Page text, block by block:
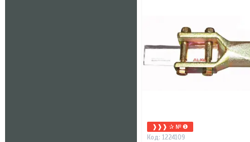
❱❱❱ ✰ № ❶
1224109